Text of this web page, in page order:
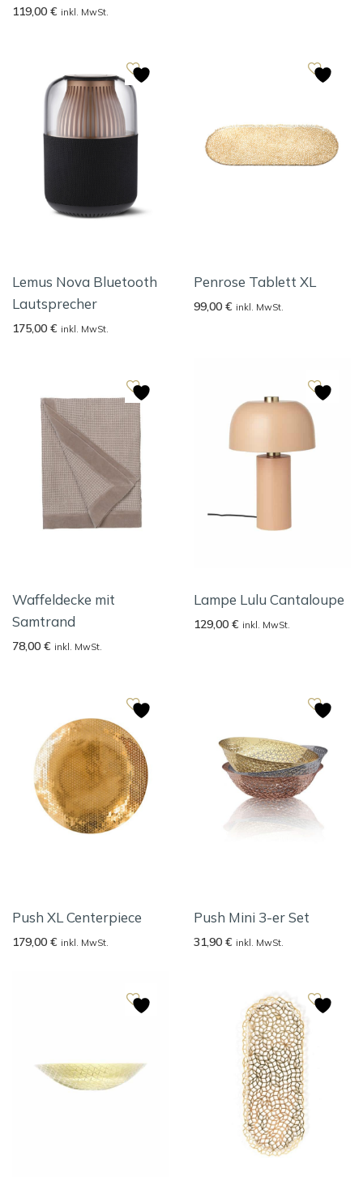
119,00 € inkl. MwSt.
Lemus Nova Bluetooth
Lautsprecher
175,00 € inkl. MwSt.
Penrose Tablett XL
99,00 € inkl. MwSt.
Waffeldecke mit
Samtrand
78,00 € inkl. MwSt.
Lampe Lulu Cantaloupe
129,00 € inkl. MwSt.
Push XL Centerpiece
179,00 € inkl. MwSt.
Push Mini 3-er Set
31,90 € inkl. MwSt.